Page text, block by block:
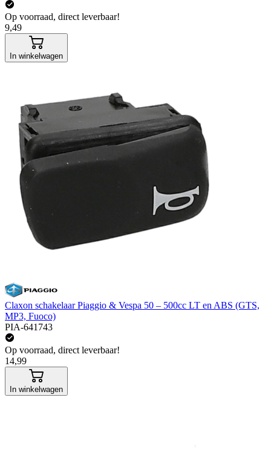
Op voorraad, direct leverbaar!
9,49
In winkelwagen
Claxon schakelaar Piaggio & Vespa 50 – 500cc LT en ABS (GTS,
MP3, Fuoco)
PIA-641743
Op voorraad, direct leverbaar!
14,99
In winkelwagen